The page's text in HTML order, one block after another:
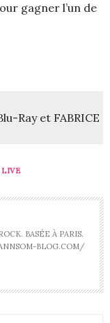
gagner l’un de
Ray et FABRICE
LIVE
BASÉE À PARIS.
BLOG.COM/